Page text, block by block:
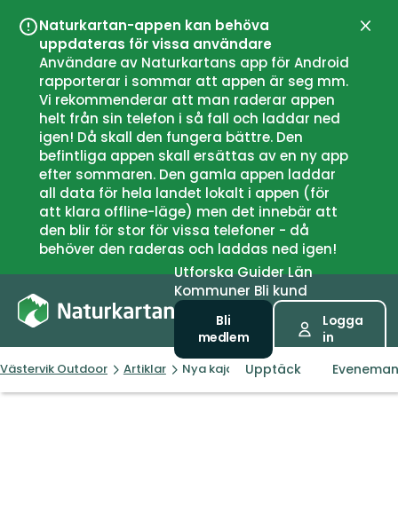
Naturkartan-appen kan behöva
uppdateras för vissa användare
Användare av Naturkartans app för Android
rapporterar i sommar att appen är seg mm.
Vi rekommenderar att man raderar appen
helt från sin telefon i så fall och laddar ned
igen! Då skall den fungera bättre. Den
befintliga appen skall ersättas av en ny app
efter sommaren. Den gamla appen laddar
all data för hela landet lokalt i appen (för
att klara offline-läge) men det innebär att
den blir för stor för vissa telefoner - då
behöver den raderas och laddas ned igen!
UtforskaGuiderLän
Kommuner Bli kund
Bli
medlem
Logga
in
Västervik Outdoor Artiklar Nya kajakleder runt Blankaholm
Upptäck